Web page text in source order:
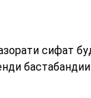
сифат